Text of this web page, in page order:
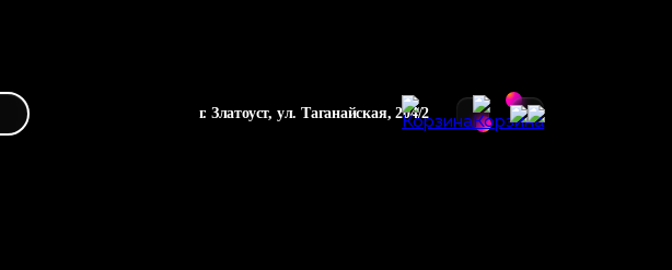
г. Златоуст, ул. Таганайская, 204/2